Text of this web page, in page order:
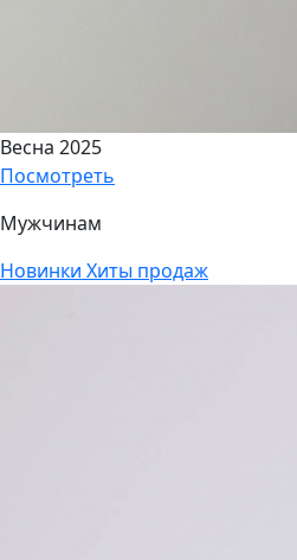
Весна 2025
Посмотреть
Мужчинам
Новинки Хиты продаж